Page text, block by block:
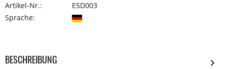
Artikel-Nr.:
ESD003
Sprache:
BESCHREIBUNG